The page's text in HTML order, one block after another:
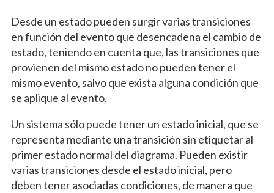
Desde un estado pueden surgir varias transiciones
en función del evento que desencadena el cambio de
estado, teniendo en cuenta que, las transiciones que
provienen del mismo estado no pueden tener el
mismo evento, salvo que exista alguna condición que
se aplique al evento.
Un sistema sólo puede tener un estado inicial, que se
representa mediante una transición sin etiquetar al
primer estado normal del diagrama. Pueden existir
varias transiciones desde el estado inicial, pero
deben tener asociadas condiciones, de manera que